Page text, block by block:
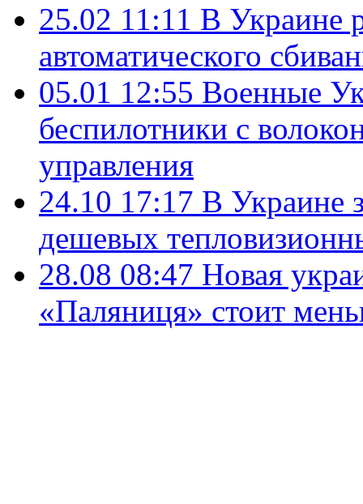
25.02 11:11 В Украине
автоматического
05.01 12:55 Военные
беспилотники с
управления
24.10 17:17 В Украине
дешевых
28.08 08:47 Новая
«Паляниця» стоит